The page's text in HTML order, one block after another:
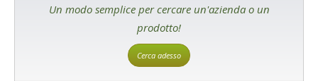
Un modo semplice per cercare un'azienda o un
prodotto!
Cerca adesso